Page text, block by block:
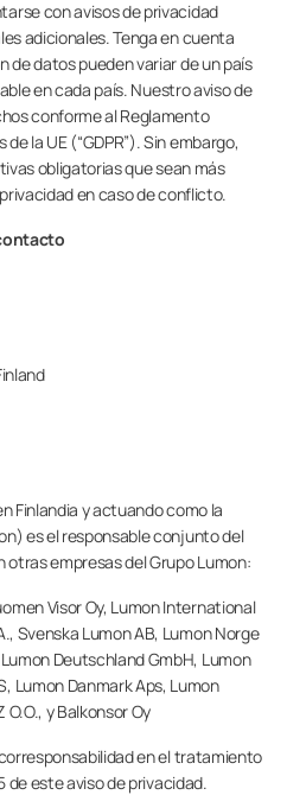
AQUÍ
con avisos de privacidad
adicionales. Tenga en cuenta
de datos pueden variar de un país
en cada país. Nuestro aviso de
conforme al Reglamento
la UE (“GDPR”). Sin embargo,
obligatorias que sean más
en caso de conflicto.
Finlandia y actuando como la
es el responsable conjunto del
empresas del Grupo Lumon:
Visor Oy, Lumon International
Svenska Lumon AB, Lumon Norge
Deutschland GmbH, Lumon
Lumon Danmark Aps, Lumon
O.O., y Balkonsor Oy
en el tratamiento
de este aviso de privacidad.